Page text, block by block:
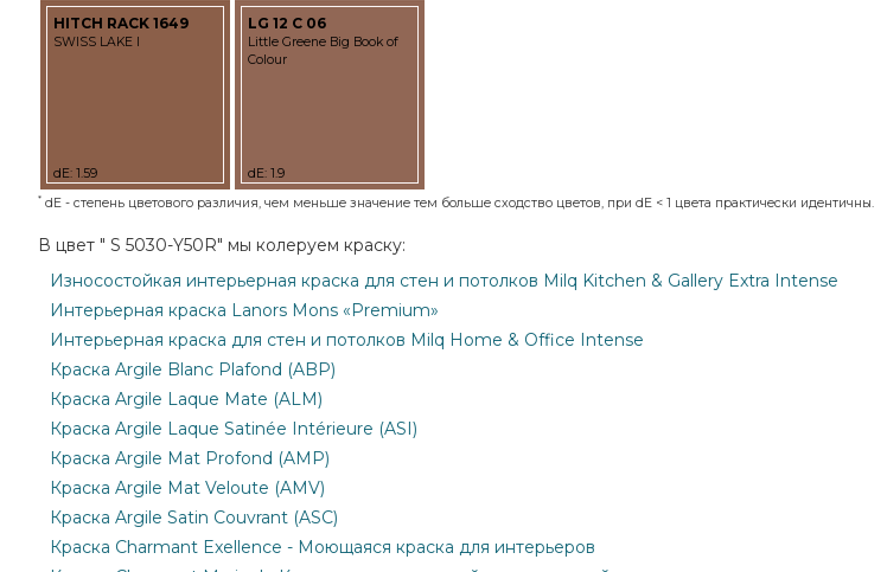
HITCH RACK 1649
SWISS LAKE I
dE: 1.59
LG 12 C 06
Little Greene Big Book of
Colour
dE: 1.9
* dE - степень цветового различия, чем меньше значение тем больше сходство цветов, при dE < 1 цвета практически идентичны.
В цвет " S 5030-Y50R" мы колеруем краску:
Износостойкая интерьерная краска для стен и потолков Milq Kitchen & Gallery Extra Intense
Интерьерная краска Lanors Mons «Premium»
Интерьерная краска для стен и потолков Milq Home & Office Intense
Краска Argile Blanc Plafond (ABP)
Краска Argile Laque Mate (ALM)
Краска Argile Laque Satinée Intérieure (ASI)
Краска Argile Mat Profond (AMP)
Краска Argile Mat Veloute (AMV)
Краска Argile Satin Couvrant (ASC)
Краска Charmant Exellence - Моющаяся краска для интерьеров